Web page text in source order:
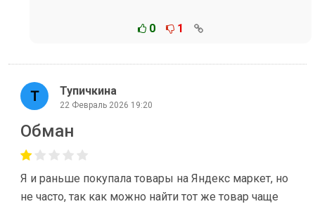
0 1
Тупичкина
22 Февраль 2026 19:20
Обман
Я и раньше покупала товары на Яндекс маркет, но
не часто, так как можно найти тот же товар чаще